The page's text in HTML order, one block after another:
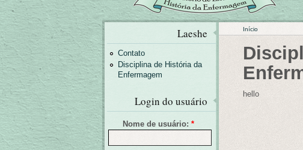
Início
hello
Laeshe
Contato
Disciplina de História da
Enfermagem
Login do usuário
Nome de usuário: *